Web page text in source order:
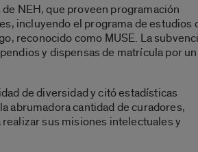
NEH, que proveen programación
incluyendo el programa de estudios
reconocido como MUSE. La
y dispensas de matrícula por un
de diversidad y citó estadísticas
abrumadora cantidad de curadores,
sus misiones intelectuales y